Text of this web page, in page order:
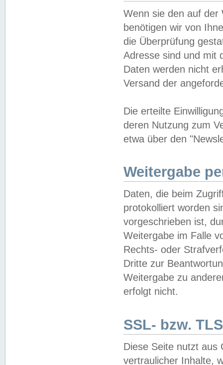
Wenn sie den auf der
benötigen wir von
die Überprüfung
Adresse sind und mit
Daten werden nicht
Versand der
Die erteilte
deren Nutzung zum
etwa über den
Weitergabe
Daten, die beim
protokolliert worden
vorgeschrieben ist,
Weitergabe im Falle
Rechts- oder
Dritte zur
Weitergabe zu
erfolgt nicht.
SSL- bzw.
Diese Seite nutzt aus
vertraulicher Inhalte,